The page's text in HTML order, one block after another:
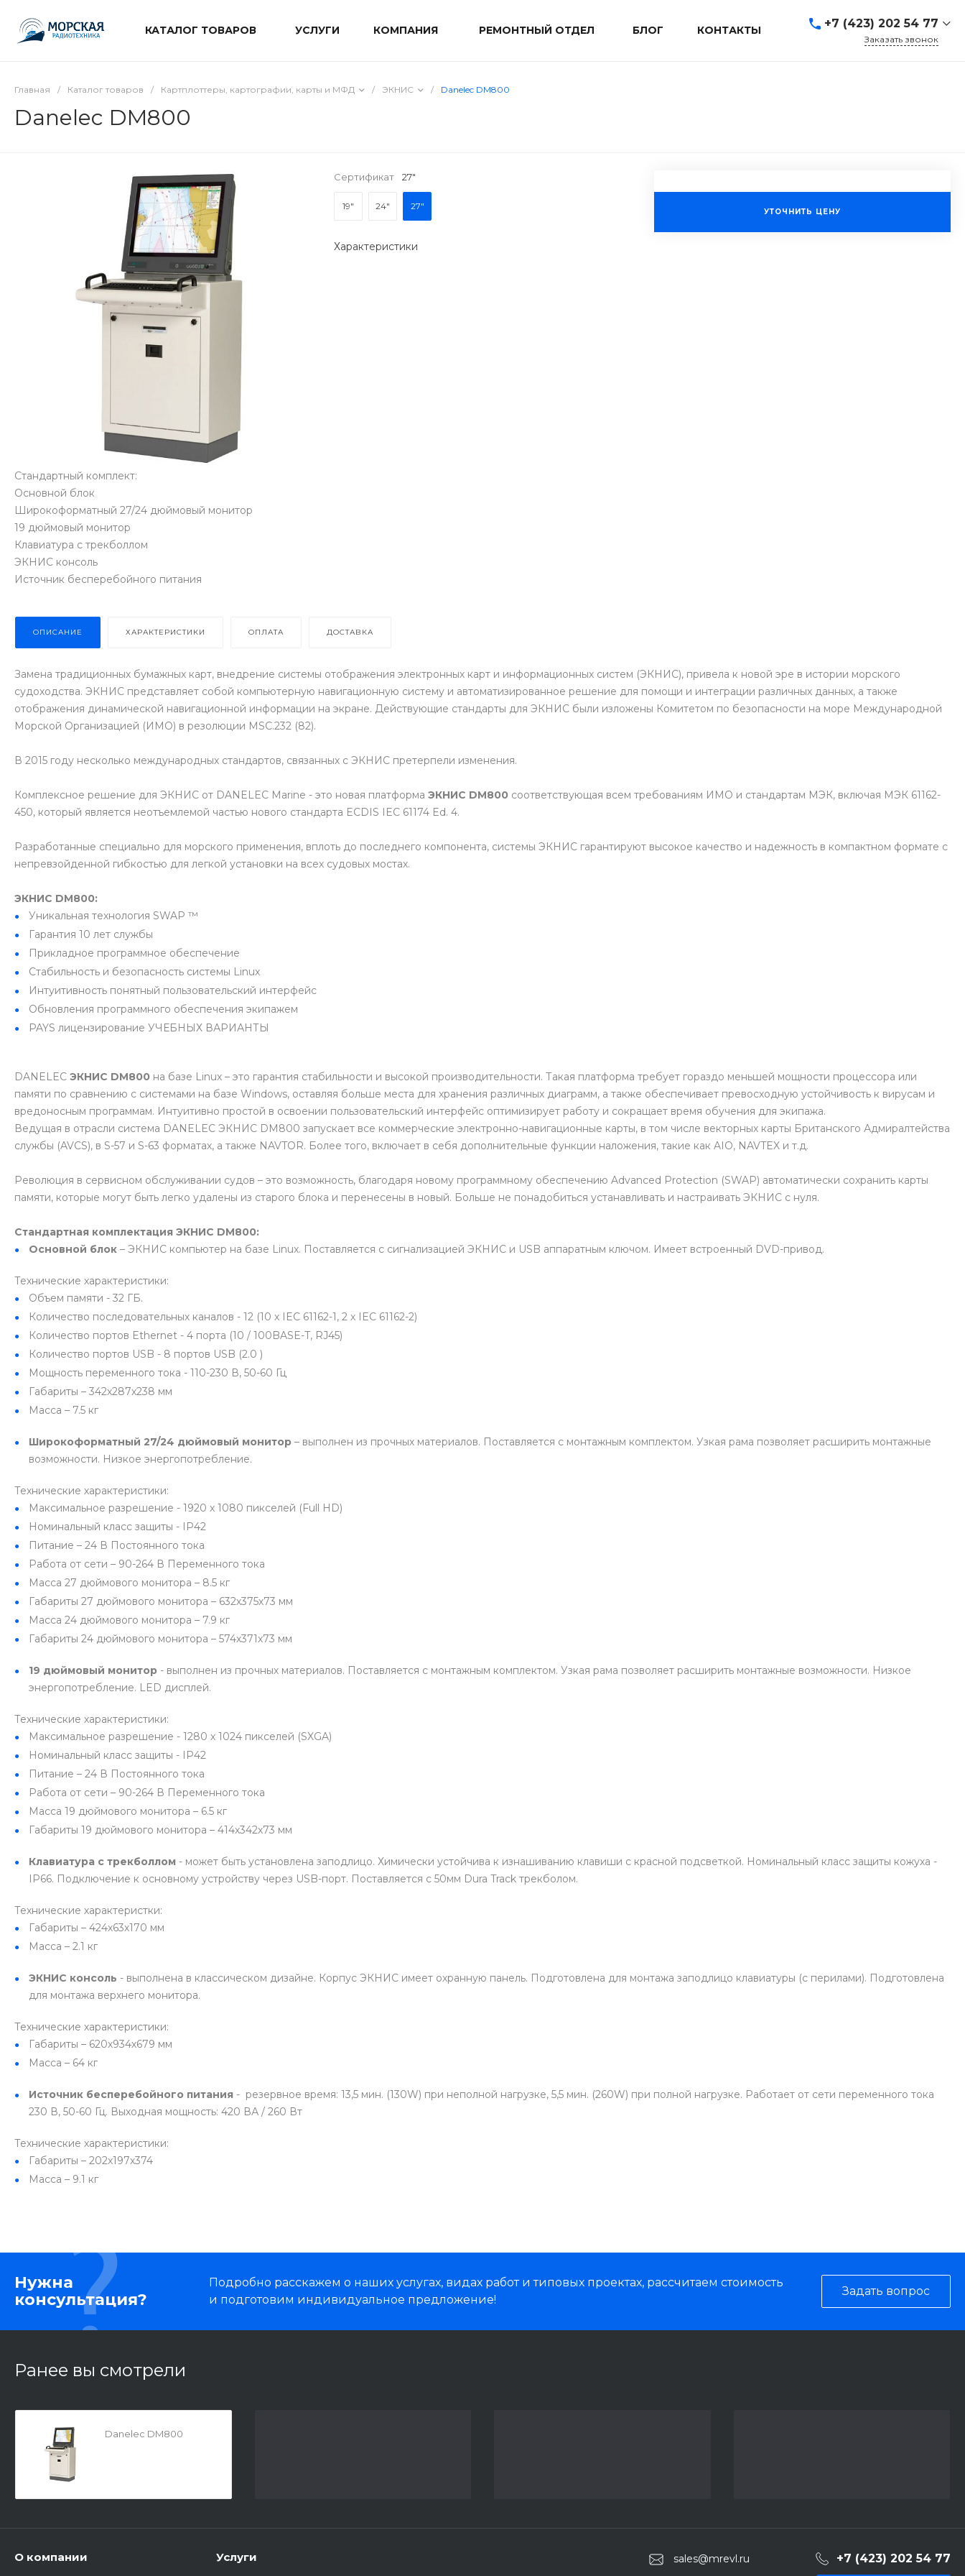
КАТАЛОГ ТОВАРОВ УСЛУГИ КОМПАНИЯ РЕМОНТНЫЙ ОТДЕЛ БЛОГ КОНТАКТЫ +7 (423) 202 54 77
Заказать звонок
Главная / Каталог товаров / Картплоттеры, картографии, карты и МФД / ЭКНИС / Danelec DM800
Danelec DM800
Стандартный комплект:
Основной блок
Широкоформатный 27/24 дюймовый монитор
19 дюймовый монитор
Клавиатура с трекболлом
ЭКНИС консоль
Источник бесперебойного питания
Сертификат 27"
19" 24" 27"
Характеристики
УТОЧНИТЬ ЦЕНУ
ОПИСАНИЕ ХАРАКТЕРИСТИКИ ОПЛАТА ДОСТАВКА
Замена традиционных бумажных карт, внедрение системы отображения электронных карт и информационных систем (ЭКНИС), привела к новой эре в истории морского
судоходства. ЭКНИС представляет собой компьютерную навигационную систему и автоматизированное решение для помощи и интеграции различных данных, а также
отображения динамической навигационной информации на экране. Действующие стандарты для ЭКНИС были изложены Комитетом по безопасности на море Международной
Морской Организацией (ИМО) в резолюции MSC.232 (82).
В 2015 году несколько международных стандартов, связанных с ЭКНИС претерпели изменения.
Комплексное решение для ЭКНИС от DANELEC Marine - это новая платформа ЭКНИС DM800 соответствующая всем требованиям ИМО и стандартам МЭК, включая МЭК 61162-
450, который является неотъемлемой частью нового стандарта ECDIS IEC 61174 Ed. 4.
Разработанные специально для морского применения, вплоть до последнего компонента, системы ЭКНИС гарантируют высокое качество и надежность в компактном формате с
непревзойденной гибкостью для легкой установки на всех судовых мостах.
ЭКНИС DM800:
Уникальная технология SWAP ™
Гарантия 10 лет службы
Прикладное программное обеспечение
Стабильность и безопасность системы Linux
Интуитивность понятный пользовательский интерфейс
Обновления программного обеспечения экипажем
PAYS лицензирование УЧЕБНЫХ ВАРИАНТЫ
DANELEC ЭКНИС DM800 на базе Linux – это гарантия стабильности и высокой производительности. Такая платформа требует гораздо меньшей мощности процессора или
памяти по сравнению с системами на базе Windows, оставляя больше места для хранения различных диаграмм, а также обеспечивает превосходную устойчивость к вирусам и
вредоносным программам. Интуитивно простой в освоении пользовательский интерфейс оптимизирует работу и сокращает время обучения для экипажа.
Ведущая в отрасли система DANELEC ЭКНИС DM800 запускает все коммерческие электронно-навигационные карты, в том числе векторных карты Британского Адмиралтейства
службы (AVCS), в S-57 и S-63 форматах, а также NAVTOR. Более того, включает в себя дополнительные функции наложения, такие как AIO, NAVTEX и т.д.
Революция в сервисном обслуживании судов – это возможность, благодаря новому программному обеспечению Advanced Protection (SWAP) автоматически сохранить карты
памяти, которые могут быть легко удалены из старого блока и перенесены в новый. Больше не понадобиться устанавливать и настраивать ЭКНИС с нуля.
Стандартная комплектация ЭКНИС DM800:
Основной блок – ЭКНИС компьютер на базе Linux. Поставляется с сигнализацией ЭКНИС и USB аппаратным ключом. Имеет встроенный DVD-привод.
Технические характеристики:
Объем памяти - 32 ГБ.
Количество последовательных каналов - 12 (10 х IEC 61162-1, 2 х IEC 61162-2)
Количество портов Ethernet - 4 порта (10 / 100BASE-T, RJ45)
Количество портов USB - 8 портов USB (2.0 )
Мощность переменного тока - 110-230 В, 50-60 Гц
Габариты – 342х287х238 мм
Масса – 7.5 кг
Широкоформатный 27/24 дюймовый монитор – выполнен из прочных материалов. Поставляется с монтажным комплектом. Узкая рама позволяет расширить монтажные
возможности. Низкое энергопотребление.
Технические характеристики:
Максимальное разрешение - 1920 х 1080 пикселей (Full HD)
Номинальный класс защиты - IP42
Питание – 24 В Постоянного тока
Работа от сети – 90-264 В Переменного тока
Масса 27 дюймового монитора – 8.5 кг
Габариты 27 дюймового монитора – 632х375х73 мм
Масса 24 дюймового монитора – 7.9 кг
Габариты 24 дюймового монитора – 574х371х73 мм
19 дюймовый монитор - выполнен из прочных материалов. Поставляется с монтажным комплектом. Узкая рама позволяет расширить монтажные возможности. Низкое
энергопотребление. LED дисплей.
Технические характеристики:
Максимальное разрешение - 1280 х 1024 пикселей (SXGA)
Номинальный класс защиты - IP42
Питание – 24 В Постоянного тока
Работа от сети – 90-264 В Переменного тока
Масса 19 дюймового монитора – 6.5 кг
Габариты 19 дюймового монитора – 414х342х73 мм
Клавиатура с трекболлом - может быть установлена заподлицо. Химически устойчива к изнашиванию клавиши с красной подсветкой. Номинальный класс защиты кожуха -
IP66. Подключение к основному устройству через USB-порт. Поставляется с 50мм Dura Track трекболом.
Технические характеристки:
Габариты – 424х63х170 мм
Масса – 2.1 кг
ЭКНИС консоль - выполнена в классическом дизайне. Корпус ЭКНИС имеет охранную панель. Подготовлена для монтажа заподлицо клавиатуры (с перилами). Подготовлена
для монтажа верхнего монитора.
Технические характеристики:
Габариты – 620х934х679 мм
Масса – 64 кг
Источник бесперебойного питания - резервное время: 13,5 мин. (130W) при неполной нагрузке, 5,5 мин. (260W) при полной нагрузке. Работает от сети переменного тока
230 В, 50-60 Гц. Выходная мощность: 420 ВА / 260 Вт
Технические характеристики:
Габариты – 202х197х374
Масса – 9.1 кг
Нужна
консультация?
Подробно расскажем о наших услугах, видах работ и типовых проектах, рассчитаем стоимость
и подготовим индивидуальное предложение!
Задать вопрос
Ранее вы смотрели
Danelec DM800
О компании Услуги sales@mrevl.ru +7 (423) 202 54 77